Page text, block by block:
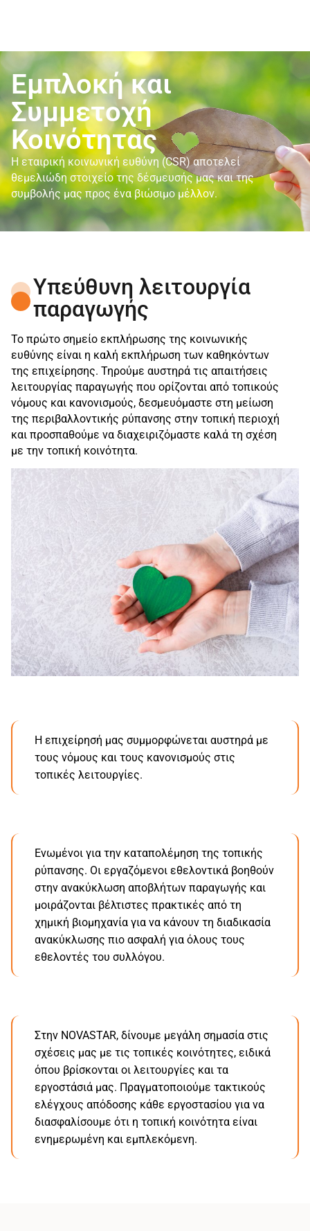
Εμπλοκή και
Συμμετοχή
Κοινότητας
Η εταιρική κοινωνική ευθύνη (CSR) αποτελεί
θεμελιώδη στοιχείο της δέσμευσής μας και της
συμβολής μας προς ένα βιώσιμο μέλλον.
Υπεύθυνη λειτουργία
παραγωγής
Το πρώτο σημείο εκπλήρωσης της κοινωνικής
ευθύνης είναι η καλή εκπλήρωση των καθηκόντων
της επιχείρησης. Τηρούμε αυστηρά τις απαιτήσεις
λειτουργίας παραγωγής που ορίζονται από τοπικούς
νόμους και κανονισμούς, δεσμευόμαστε στη μείωση
της περιβαλλοντικής ρύπανσης στην τοπική περιοχή
και προσπαθούμε να διαχειριζόμαστε καλά τη σχέση
με την τοπική κοινότητα.
Η επιχείρησή μας συμμορφώνεται αυστηρά με
τους νόμους και τους κανονισμούς στις
τοπικές λειτουργίες.
Ενωμένοι για την καταπολέμηση της τοπικής
ρύπανσης. Οι εργαζόμενοι εθελοντικά βοηθούν
στην ανακύκλωση αποβλήτων παραγωγής και
μοιράζονται βέλτιστες πρακτικές από τη
χημική βιομηχανία για να κάνουν τη διαδικασία
ανακύκλωσης πιο ασφαλή για όλους τους
εθελοντές του συλλόγου.
Στην NOVASTAR, δίνουμε μεγάλη σημασία στις
σχέσεις μας με τις τοπικές κοινότητες, ειδικά
όπου βρίσκονται οι λειτουργίες και τα
εργοστάσιά μας. Πραγματοποιούμε τακτικούς
ελέγχους απόδοσης κάθε εργοστασίου για να
διασφαλίσουμε ότι η τοπική κοινότητα είναι
ενημερωμένη και εμπλεκόμενη.